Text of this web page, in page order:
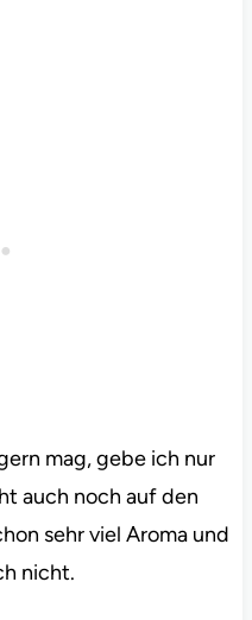
mag, gebe ich nur
auch noch auf den
sehr viel Aroma und
nicht.